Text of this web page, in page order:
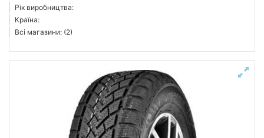
Рік виробництва:
Країна:
Всі магазини: (2)